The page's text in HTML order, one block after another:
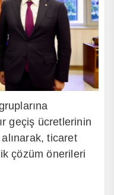
geçiş ücretlerinin
ticaret
çözüm önerileri